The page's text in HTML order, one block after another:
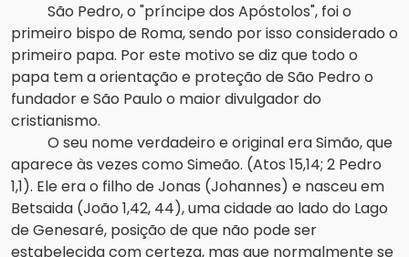
São Pedro, o "príncipe dos Apóstolos", foi o
primeiro bispo de Roma, sendo por isso considerado o
primeiro papa. Por este motivo se diz que todo o
papa tem a orientação e proteção de São Pedro o
fundador e São Paulo o maior divulgador do
cristianismo.
O seu nome verdadeiro e original era Simão, que
aparece às vezes como Simeão. (Atos 15,14; 2 Pedro
1,1). Ele era o filho de Jonas (Johannes) e nasceu em
Betsaida (João 1,42, 44), uma cidade ao lado do Lago
de Genesaré, posição de que não pode ser
estabelecida com certeza, mas que normalmente se